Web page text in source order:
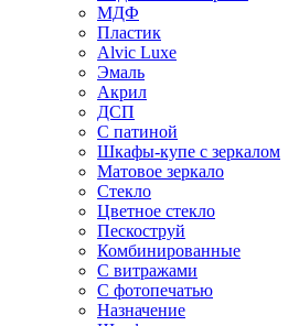
МДФ
Пластик
Alvic Luxe
Эмаль
Акрил
ДСП
С патиной
Шкафы-купе с зеркалом
Матовое зеркало
Стекло
Цветное стекло
Пескоструй
Комбинированные
С витражами
С фотопечатью
Назначение